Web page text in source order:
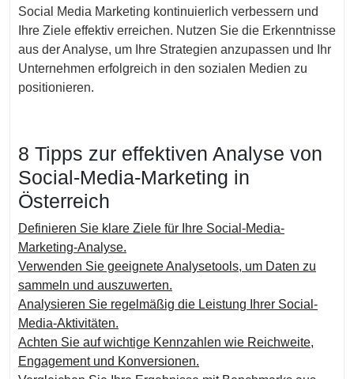
Social Media Marketing kontinuierlich verbessern und
Ihre Ziele effektiv erreichen. Nutzen Sie die Erkenntnisse
aus der Analyse, um Ihre Strategien anzupassen und Ihr
Unternehmen erfolgreich in den sozialen Medien zu
positionieren.
8 Tipps zur effektiven Analyse von
Social-Media-Marketing in
Österreich
Definieren Sie klare Ziele für Ihre Social-Media-
Marketing-Analyse.
Verwenden Sie geeignete Analysetools, um Daten zu
sammeln und auszuwerten.
Analysieren Sie regelmäßig die Leistung Ihrer Social-
Media-Aktivitäten.
Achten Sie auf wichtige Kennzahlen wie Reichweite,
Engagement und Konversionen.